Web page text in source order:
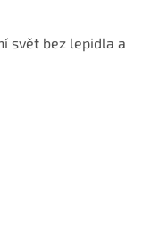
svět bez lepidla a